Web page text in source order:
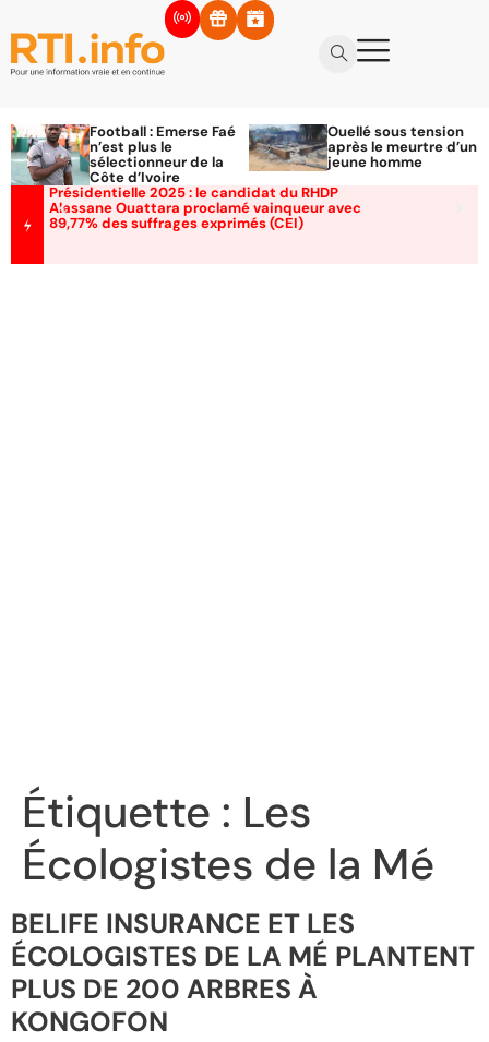
Football : Emerse Faé
n’est plus le
sélectionneur de la
Côte d’Ivoire
Ouellé sous tension
après le meurtre d’un
jeune homme
Présidentielle 2025 : le candidat du RHDP
Alassane Ouattara proclamé vainqueur avec
89,77% des suffrages exprimés (CEI)
Étiquette : Les
Écologistes de la Mé
BELIFE INSURANCE ET LES
ÉCOLOGISTES DE LA MÉ PLANTENT
PLUS DE 200 ARBRES À
KONGOFON